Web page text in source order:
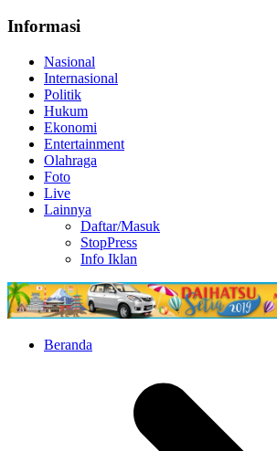
Informasi
Nasional
Internasional
Politik
Hukum
Ekonomi
Entertainment
Olahraga
Foto
Live
Lainnya
Daftar/Masuk
StopPress
Info Iklan
Beranda